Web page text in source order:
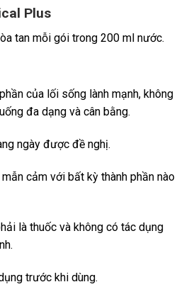
Plus
tan mỗi gói trong 200 ml nước.
của lối sống lành mạnh, không
đa dạng và cân bằng.
ngày được đề nghị.
cảm với bất kỳ thành phần nào
là thuốc và không có tác dụng
trước khi dùng.